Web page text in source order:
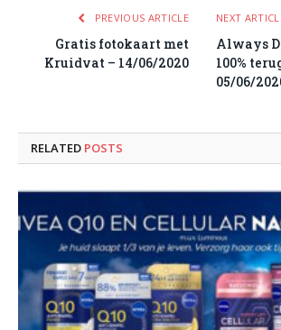
PREVIOUS ARTICLE
Gratis fotokaart met
Kruidvat – 14/06/2020
NEXT
Always
100%
05/06/
RELATED POSTS